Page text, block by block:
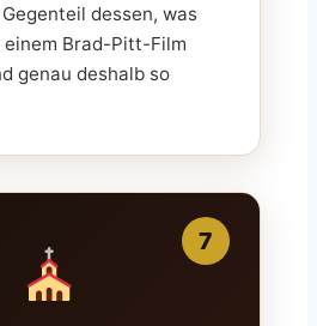
dessen, was
einem Brad-Pitt-Film
genau deshalb so
7